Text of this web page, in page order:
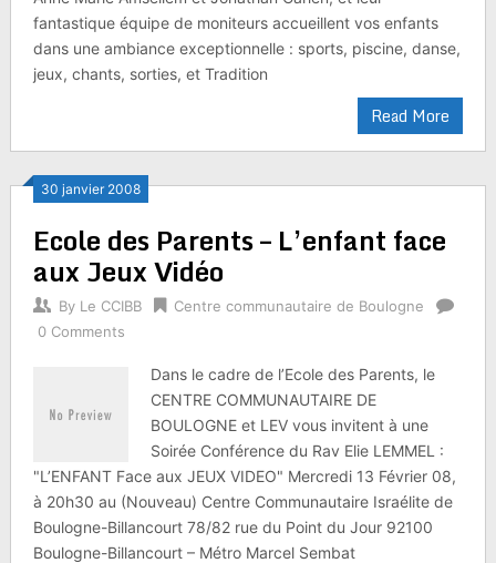
fantastique équipe de moniteurs accueillent vos enfants
dans une ambiance exceptionnelle : sports, piscine, danse,
jeux, chants, sorties, et Tradition
Read More
30 janvier 2008
Ecole des Parents – L’enfant face
aux Jeux Vidéo
By Le CCIBB
Centre communautaire de Boulogne
0 Comments
Dans le cadre de l’Ecole des Parents, le
CENTRE COMMUNAUTAIRE DE
BOULOGNE et LEV vous invitent à une
Soirée Conférence du Rav Elie LEMMEL :
"L’ENFANT Face aux JEUX VIDEO" Mercredi 13 Février 08,
à 20h30 au (Nouveau) Centre Communautaire Israélite de
Boulogne-Billancourt 78/82 rue du Point du Jour 92100
Boulogne-Billancourt – Métro Marcel Sembat